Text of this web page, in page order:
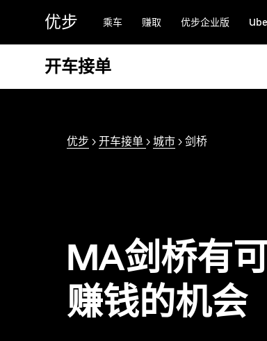
容
优步 乘车 赚取 优步企业版
开车接单
优步 > 开车接单 > 城市 > 剑桥
MA剑桥有
赚钱的机会